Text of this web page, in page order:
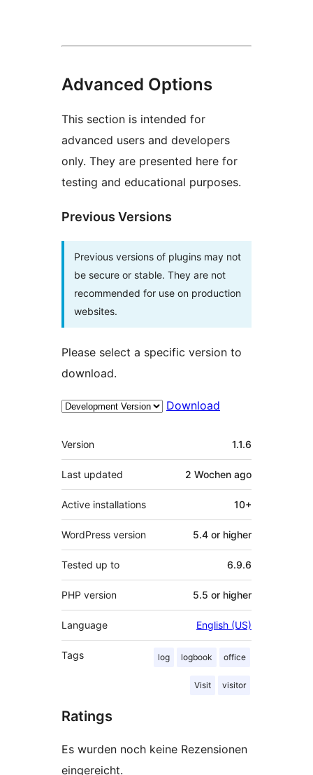
Advanced Options
This section is intended for
advanced users and developers
only. They are presented here for
testing and educational purposes.
Previous Versions
Previous versions of plugins may not
be secure or stable. They are not
recommended for use on production
websites.
Please select a specific version to
download.
Download
Meta
Version 1.1.6
Last updated 2 Wochen ago
Active installations 10+
WordPress version 5.4 or higher
Tested up to 6.9.6
PHP version 5.5 or higher
Language English (US)
Tags log logbook office
Visit visitor
Ratings
Es wurden noch keine Rezensionen
eingereicht.